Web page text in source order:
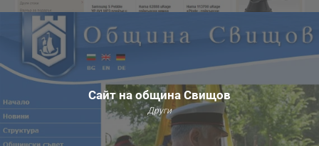
Сайт на община Свищов
Други